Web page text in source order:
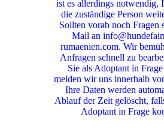
ist es allerdings notwendig,
die zuständige Person
Sollten vorab noch Fragen
Mail an
rumaenien.com. Wir
Anfragen schnell zu
Sie als Adoptant in
melden wir uns innerhalb
Ihre Daten werden
Ablauf der Zeit gelöscht,
Adoptant in Frage